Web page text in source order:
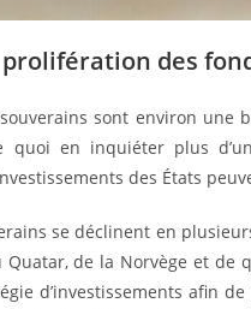
des
sont environ une
en inquiéter plus
des États
se déclinent en
de la Norvège et
d’investissements afin